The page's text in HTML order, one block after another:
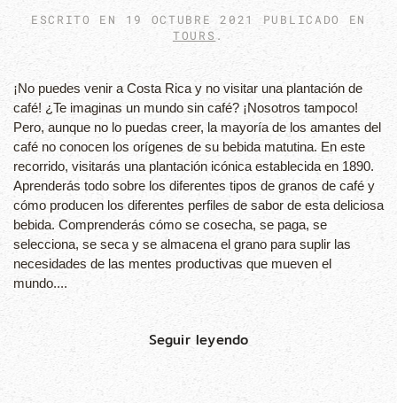
ESCRITO EN 19 OCTUBRE 2021
PUBLICADO EN
TOURS .
¡No puedes venir a Costa Rica y no visitar una plantación de
café! ¿Te imaginas un mundo sin café? ¡Nosotros tampoco!
Pero, aunque no lo puedas creer, la mayoría de los amantes del
café no conocen los orígenes de su bebida matutina. En este
recorrido, visitarás una plantación icónica establecida en 1890.
Aprenderás todo sobre los diferentes tipos de granos de café y
cómo producen los diferentes perfiles de sabor de esta deliciosa
bebida. Comprenderás cómo se cosecha, se paga, se
selecciona, se seca y se almacena el grano para suplir las
necesidades de las mentes productivas que mueven el
mundo....
Seguir leyendo